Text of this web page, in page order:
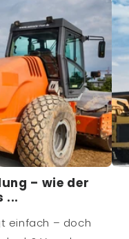
– wie der
...
einfach – doch